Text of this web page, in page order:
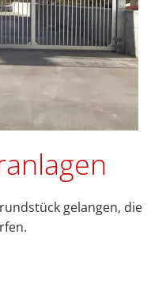
gelangen, die